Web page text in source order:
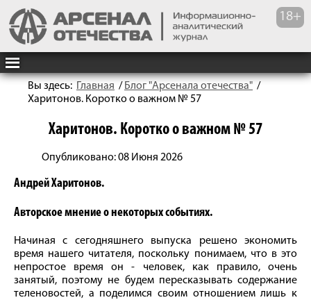
Вы здесь: Главная / Блог "Арсенала отечества" /
Харитонов. Коротко о важном № 57
Харитонов. Коротко о важном № 57
Опубликовано: 08 Июня 2026
Андрей Харитонов.
Авторское мнение о некоторых событиях.
Начиная с сегодняшнего выпуска решено экономить
время нашего читателя, поскольку понимаем, что в это
непростое время он - человек, как правило, очень
занятый, поэтому не будем пересказывать содержание
теленовостей, а поделимся своим отношением лишь к